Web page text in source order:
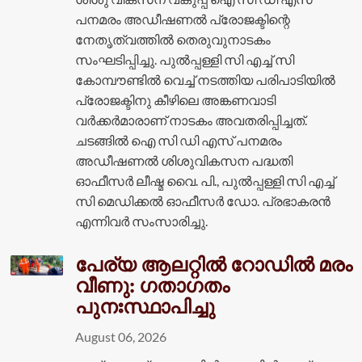
പനമരം അഡീഷണൽ പ്രോജക്ടിന്റെ
നേതൃത്വത്തിൽ തെരുവുനാടകം
സംഘടിപ്പിച്ചു. പുൽപ്പള്ളി സി എച്ച് സി
കോമ്പൗണ്ടിൽ വെച്ച് നടത്തിയ പരിപാടിയിൽ
പ്രോജക്ടിനു കീഴിലെ അങ്കണവാടി
വർക്കർമാരാണ് നാടകം അവതരിപ്പിച്ചത്.
ചടങ്ങിൽ ഐ സി ഡി എസ് പനമരം
അഡീഷണൽ ശിശുവികസന പദ്ധതി
ഓഫീസർ ലീഷ്മ വൈ. പി., പുൽപ്പള്ളി സി എച്ച്
സി മെഡിക്കൽ ഓഫീസർ ഡോ. പ്രഭാകരൻ
എന്നിവർ സംസാരിച്ചു.
പേര്യ ആലറ്റിൽ റോഡിൽ മരം
വീണു: ഗതാഗതം
പുനഃസ്ഥാപിച്ചു
August 06, 2026